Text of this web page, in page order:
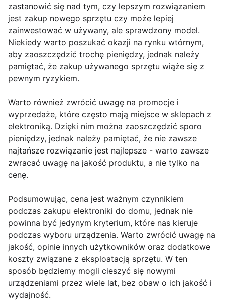
zastanowić się nad tym, czy lepszym rozwiązaniem
jest zakup nowego sprzętu czy może lepiej
zainwestować w używany, ale sprawdzony model.
Niekiedy warto poszukać okazji na rynku wtórnym,
aby zaoszczędzić trochę pieniędzy, jednak należy
pamiętać, że zakup używanego sprzętu wiąże się z
pewnym ryzykiem.
Warto również zwrócić uwagę na promocje i
wyprzedaże, które często mają miejsce w sklepach z
elektroniką. Dzięki nim można zaoszczędzić sporo
pieniędzy, jednak należy pamiętać, że nie zawsze
najtańsze rozwiązanie jest najlepsze - warto zawsze
zwracać uwagę na jakość produktu, a nie tylko na
cenę.
Podsumowując, cena jest ważnym czynnikiem
podczas zakupu elektroniki do domu, jednak nie
powinna być jedynym kryterium, które nas kieruje
podczas wyboru urządzenia. Warto zwrócić uwagę na
jakość, opinie innych użytkowników oraz dodatkowe
koszty związane z eksploatacją sprzętu. W ten
sposób będziemy mogli cieszyć się nowymi
urządzeniami przez wiele lat, bez obaw o ich jakość i
wydajność.